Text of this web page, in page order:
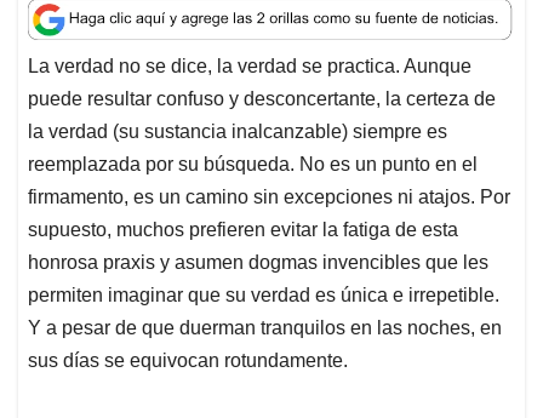
a
t
s
A
p
p
c
e
b
o
o
k
n
k
e
d
I
n
a
i
l
r
e
a
d
s
La verdad no se dice, la verdad se practica. Aunque
puede resultar confuso y desconcertante, la certeza de
la verdad (su sustancia inalcanzable) siempre es
reemplazada por su búsqueda. No es un punto en el
firmamento, es un camino sin excepciones ni atajos. Por
supuesto, muchos prefieren evitar la fatiga de esta
honrosa praxis y asumen dogmas invencibles que les
permiten imaginar que su verdad es única e irrepetible.
Y a pesar de que duerman tranquilos en las noches, en
sus días se equivocan rotundamente.